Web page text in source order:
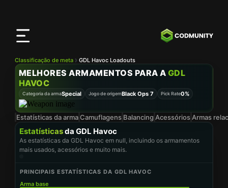
Classificação de meta GDL Havoc Loadouts
MELHORES ARMAMENTOS PARA A GDL
HAVOC
Categoria da armaSpecial Jogo de origemBlack Ops 7 Pick Rate0%
Estatísticas da armaCamuflagens Balancing Acessórios Armas
Estatísticasda GDL Havoc
As estatísticas da GDL Havoc em null, incluindo os armamentos
mais usados, acessórios e muito mais.
PRINCIPAIS ESTATÍSTICAS DA GDL HAVOC
Arma base